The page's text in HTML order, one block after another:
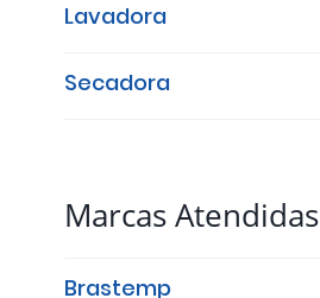
Lavadora
Secadora
Marcas Atendidas
Brastemp